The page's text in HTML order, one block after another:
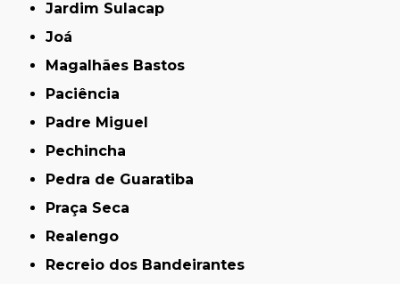
Jardim Sulacap
Joá
Magalhães Bastos
Paciência
Padre Miguel
Pechincha
Pedra de Guaratiba
Praça Seca
Realengo
Recreio dos Bandeirantes